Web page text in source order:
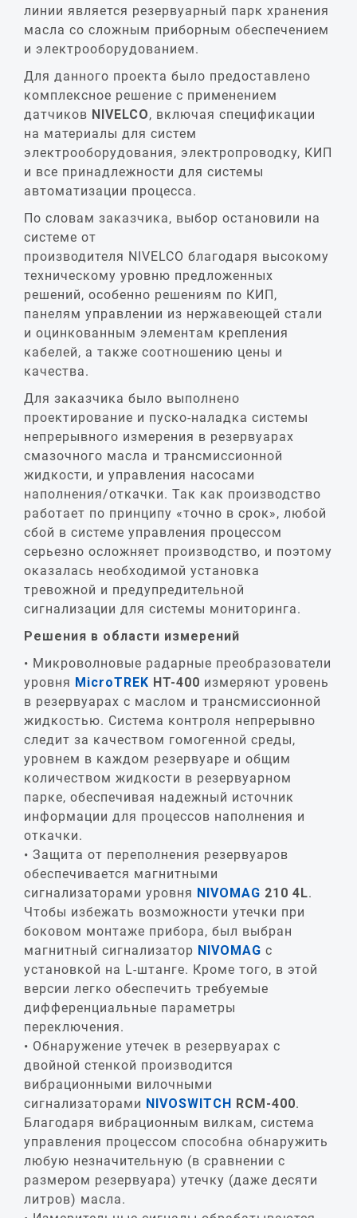
линии является резервуарный парк хранения
масла со сложным приборным обеспечением
и электрооборудованием.
Для данного проекта было предоставлено
комплексное решение с применением
датчиков NIVELCO, включая спецификации
на материалы для систем
электрооборудования, электропроводку, КИП
и все принадлежности для системы
автоматизации процесса.
По словам заказчика, выбор остановили на
системе от
производителя NIVELCO благодаря высокому
техническому уровню предложенных
решений, особенно решениям по КИП,
панелям управлении из нержавеющей стали
и оцинкованным элементам крепления
кабелей, а также соотношению цены и
качества.
Для заказчика было выполнено
проектирование и пуско-наладка системы
непрерывного измерения в резервуарах
смазочного масла и трансмиссионной
жидкости, и управления насосами
наполнения/откачки. Так как производство
работает по принципу «точно в срок», любой
сбой в системе управления процессом
серьезно осложняет производство, и поэтому
оказалась необходимой установка
тревожной и предупредительной
сигнализации для системы мониторинга.
Решения в области измерений
Микроволновые радарные преобразователи
уровня MicroTREK HT-400 измеряют уровень
в резервуарах с маслом и трансмиссионной
жидкостью. Система контроля непрерывно
следит за качеством гомогенной среды,
уровнем в каждом резервуаре и общим
количеством жидкости в резервуарном
парке, обеспечивая надежный источник
информации для процессов наполнения и
откачки.
Защита от переполнения резервуаров
обеспечивается магнитными
сигнализаторами уровня NIVOMAG 210 4L.
Чтобы избежать возможности утечки при
боковом монтаже прибора, был выбран
магнитный сигнализатор NIVOMAG с
установкой на L-штанге. Кроме того, в этой
версии легко обеспечить требуемые
дифференциальные параметры
переключения.
Обнаружение утечек в резервуарах с
двойной стенкой производится
вибрационными вилочными
сигнализаторами NIVOSWITCH RCM-400.
Благодаря вибрационным вилкам, система
управления процессом способна обнаружить
любую незначительную (в сравнении с
размером резервуара) утечку (даже десяти
литров) масла.